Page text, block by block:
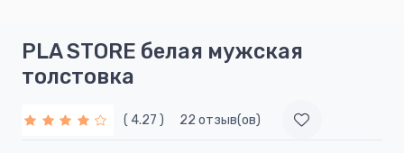
PLA STORE белая мужская
толстовка
( 4.27 ) 22 отзыв(ов)